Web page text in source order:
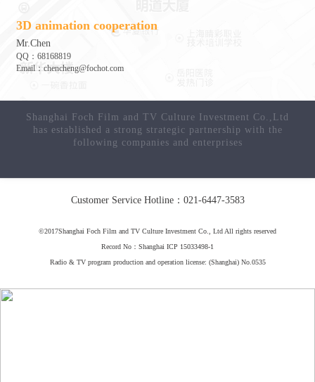
3D animation cooperation
Mr.Chen
QQ：68168819
Email：chencheng@fochot.com
Customer Service Hotline：021-6447-3583
©2017Shanghai Foch Film and TV Culture Investment Co., Ltd All rights reserved
Record No：Shanghai ICP 15033498-1
Radio & TV program production and operation license: (Shanghai) No.0535